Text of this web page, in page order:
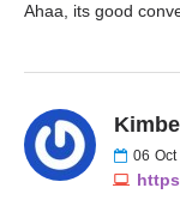
Ahaa, its good
06 Oct